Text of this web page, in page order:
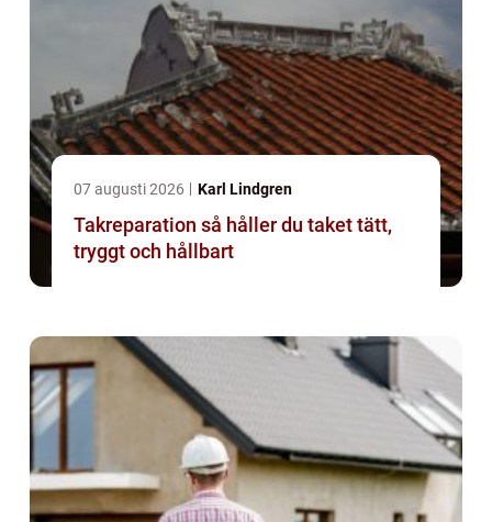
07 augusti 2026 Karl Lindgren
Takreparation så håller du taket tätt,
tryggt och hållbart